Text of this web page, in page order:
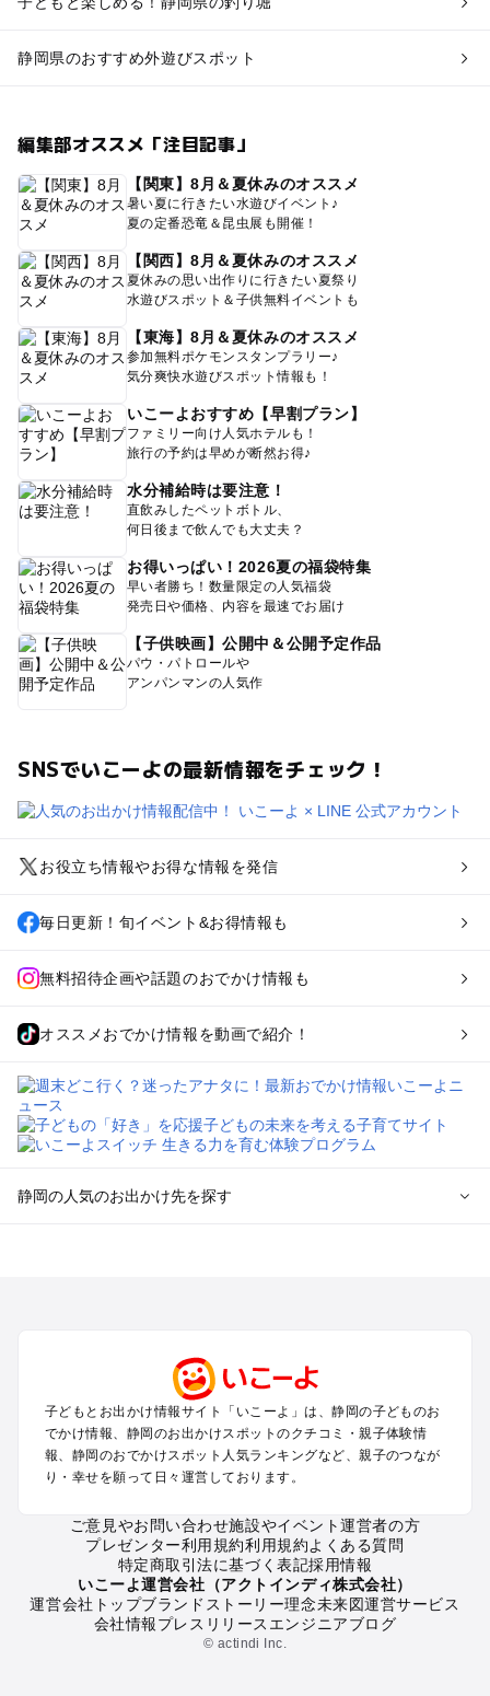
静岡県のおすすめ外遊びスポット
編集部オススメ「注目記事」
【関東】8月＆夏休みのオススメ
暑い夏に行きたい水遊びイベント♪
夏の定番恐竜＆昆虫展も開催！
【関西】8月＆夏休みのオススメ
夏休みの思い出作りに行きたい夏祭り
水遊びスポット＆子供無料イベントも
【東海】8月＆夏休みのオススメ
参加無料ポケモンスタンプラリー♪
気分爽快水遊びスポット情報も！
いこーよおすすめ【早割プラン】
ファミリー向け人気ホテルも！
旅行の予約は早めが断然お得♪
水分補給時は要注意！
直飲みしたペットボトル、
何日後まで飲んでも大丈夫？
お得いっぱい！2026夏の福袋特集
早い者勝ち！数量限定の人気福袋
発売日や価格、内容を最速でお届け
【子供映画】公開中＆公開予定作品
パウ・パトロールや
アンパンマンの人気作
SNSでいこーよの最新情報をチェック！
お役立ち情報やお得な情報を発信
毎日更新！旬イベント&お得情報も
無料招待企画や話題のおでかけ情報も
オススメおでかけ情報を動画で紹介！
静岡の人気のお出かけ先を探す
小田原・熱海・湯河原・真鶴のプールお出かけ
中伊豆・西伊豆・南伊豆のプールお出かけ
静岡・清水のプールお出かけ
三島・沼津のプールお出かけ
掛川・磐田・袋井のプールお出かけ
大井川・寸又峡・川根のプールお出かけ
静岡の定番お出かけスポット
静岡の遊園地
静岡の動物園
子どもとお出かけ情報サイト「いこーよ」は、静岡の子どものお
でかけ情報、静岡のお出かけスポットのクチコミ・親子体験情
報、静岡のおでかけスポット人気ランキングなど、親子のつなが
り・幸せを願って日々運営しております。
ご意見やお問い合わせ施設やイベント運営者の方
プレゼンター利用規約利用規約よくある質問
特定商取引法に基づく表記採用情報
いこーよ運営会社（アクトインディ株式会社）
運営会社トップブランドストーリー理念未来図運営サービス
会社情報プレスリリース エンジニアブログ
© actindi Inc.